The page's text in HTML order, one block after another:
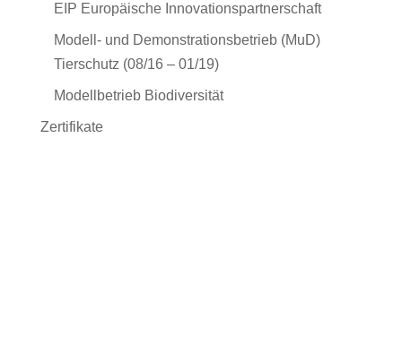
EIP Europäische Innovationspartnerschaft
Modell- und Demonstrationsbetrieb (MuD)
Tierschutz (08/16 – 01/19)
Modellbetrieb Biodiversität
Zertifikate